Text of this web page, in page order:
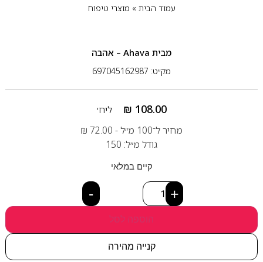
עמוד הבית» מוצרי טיפוח
מבית Ahava – אהבה
מק״ט: 697045162987
₪ 108.00
ליח׳
מחיר ל־100 מ״ל -
₪ 72.00
גודל מ״ל: 150
קיים במלאי
- +
הוספה לסל
קנייה מהירה